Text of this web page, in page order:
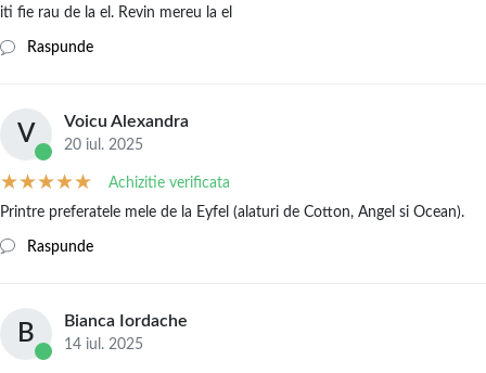
iti fie rau de la el. Revin mereu la el
Raspunde
V Voicu Alexandra
20 iul. 2025
Achizitie verificata
Printre preferatele mele de la Eyfel (alaturi de Cotton, Angel si Ocean).
Raspunde
B Bianca Iordache
14 iul. 2025